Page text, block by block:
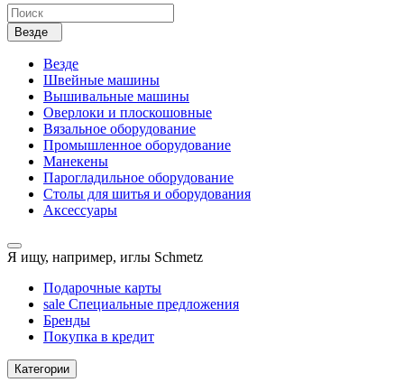
Везде
Везде
Швейные машины
Вышивальные машины
Оверлоки и плоскошовные
Вязальное оборудование
Промышленное оборудование
Манекены
Парогладильное оборудование
Столы для шитья и оборудования
Аксессуары
Я ищу, например, иглы Schmetz
Подарочные карты
sale Специальные предложения
Бренды
Покупка в кредит
Категории